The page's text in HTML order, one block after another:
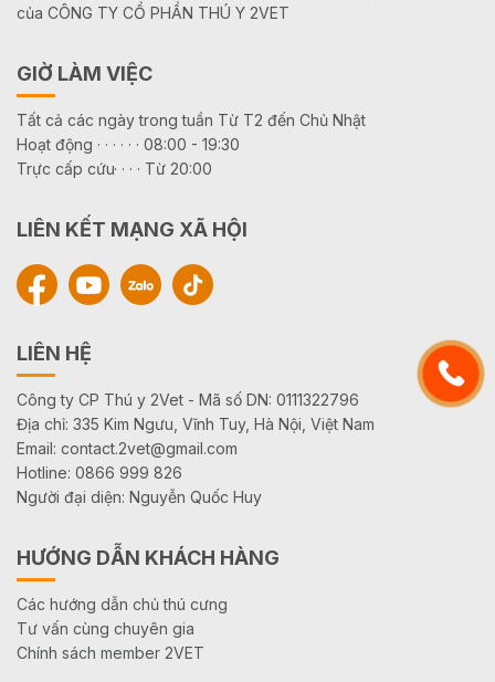
của CÔNG TY CỔ PHẦN THÚ Y 2VET
GIỜ LÀM VIỆC
Tất cả các ngày trong tuần Từ T2 đến Chủ Nhật
Hoạt động · · · · · · 08:00 - 19:30
Trực cấp cứu· · · · Từ 20:00
LIÊN KẾT MẠNG XÃ HỘI
LIÊN HỆ
Công ty CP Thú y 2Vet - Mã số DN: 0111322796
Địa chỉ: 335 Kim Ngưu, Vĩnh Tuy, Hà Nội, Việt Nam
Email: contact.2vet@gmail.com
Hotline: 0866 999 826
Người đại diện: Nguyễn Quốc Huy
HƯỚNG DẪN KHÁCH HÀNG
Các hướng dẫn chủ thú cưng
Tư vấn cùng chuyên gia
Chính sách member 2VET